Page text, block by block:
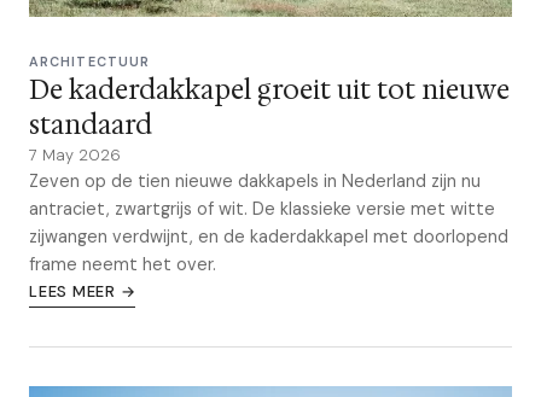
ARCHITECTUUR
De kaderdakkapel groeit uit tot nieuwe
standaard
7 May 2026
Zeven op de tien nieuwe dakkapels in Nederland zijn nu
antraciet, zwartgrijs of wit. De klassieke versie met witte
zijwangen verdwijnt, en de kaderdakkapel met doorlopend
frame neemt het over.
LEES MEER →